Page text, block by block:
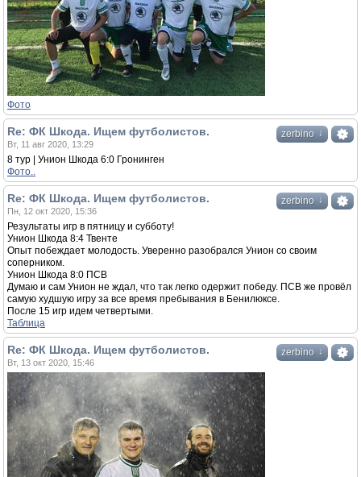
Фото
zerbino ↓
Re: ФК Шкода. Ищем футболистов.
Вт, 11 авг 2020, 13:29
8 тур | Унион Шкода 6:0 Гронинген
Фото..
zerbino ↓
Re: ФК Шкода. Ищем футболистов.
Пн, 12 окт 2020, 15:36
Результаты игр в пятницу и субботу!
Унион Шкода 8:4 Твенте
Опыт побеждает молодость. Уверенно разобрался Унион со своим
соперником.
Унион Шкода 8:0 ПСВ
Думаю и сам Унион не ждал, что так легко одержит победу. ПСВ же провёл
самую худшую игру за все время пребывания в Бенилюксе.
После 15 игр идем четвертыми.
Таблица
zerbino ↓
Re: ФК Шкода. Ищем футболистов.
Вт, 13 окт 2020, 15:46